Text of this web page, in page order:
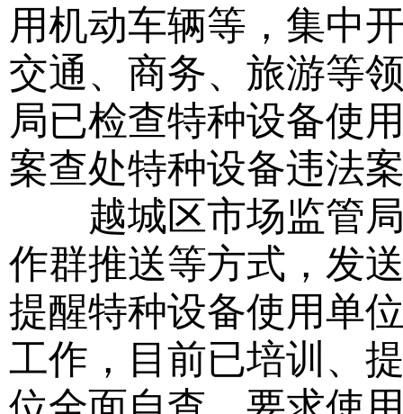
用机动车辆等，集中
交通、商务、旅游等
局已检查特种设备使
案查处特种设备违法
越城区市场监管局
作群推送等方式，发
提醒特种设备使用单
工作，目前已培训、